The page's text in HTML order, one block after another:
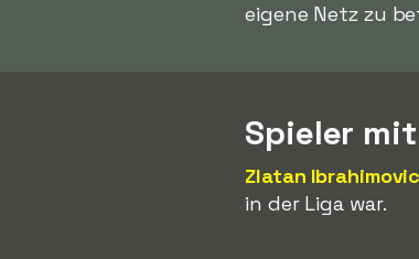
eigene Netz zu
Spieler
Zlatan Ibrahimovic
in der Liga war.